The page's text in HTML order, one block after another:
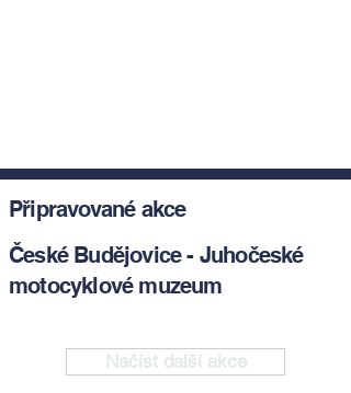
Připravované akce
České Budějovice - Juhočeské
motocyklové muzeum
Načíst další akce